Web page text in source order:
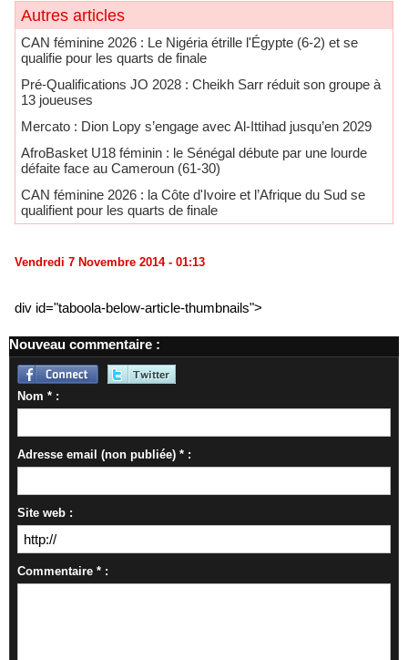
Autres articles
CAN féminine 2026 : Le Nigéria étrille l'Égypte (6-2) et se
qualifie pour les quarts de finale
Pré-Qualifications JO 2028 : Cheikh Sarr réduit son groupe à
13 joueuses
Mercato : Dion Lopy s’engage avec Al-Ittihad jusqu’en 2029
AfroBasket U18 féminin : le Sénégal débute par une lourde
défaite face au Cameroun (61-30)
CAN féminine 2026 : la Côte d'Ivoire et l’Afrique du Sud se
qualifient pour les quarts de finale
Vendredi 7 Novembre 2014 - 01:13
div id="taboola-below-article-thumbnails">
Nouveau commentaire :
Nom * :
Adresse email (non publiée) * :
Site web :
Commentaire * :